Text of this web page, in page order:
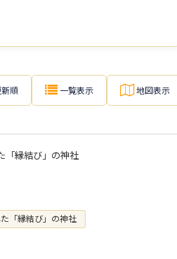
順 一覧表示 地図表示
「縁結び」の神社
「縁結び」の神社